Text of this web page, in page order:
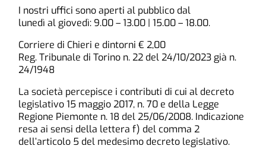
I nostri uffici sono aperti al pubblico dal
lunedì al giovedì: 9.00 – 13.00 | 15.00 – 18.00.
Corriere di Chieri e dintorni € 2,00
Reg. Tribunale di Torino n. 22 del 24/10/2023 già n.
24/1948
La società percepisce i contributi di cui al decreto
legislativo 15 maggio 2017, n. 70 e della Legge
Regione Piemonte n. 18 del 25/06/2008. Indicazione
resa ai sensi della lettera f) del comma 2
dell’articolo 5 del medesimo decreto legislativo.